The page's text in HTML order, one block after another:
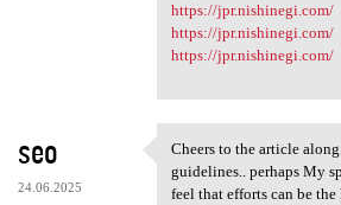
https://jpr.nishinegi.com/
https://jpr.nishinegi.com/
https://jpr.nishinegi.com/
seo
24.06.2025
Cheers to the
Cheers to the article
guidelines.. perhaps My
feel that efforts can be